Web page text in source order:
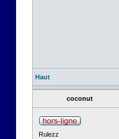
Haut
coconut
Rulezz